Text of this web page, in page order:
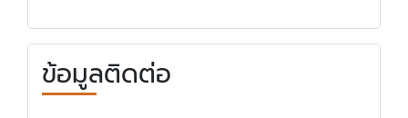
ข้อมูลติดต่อ